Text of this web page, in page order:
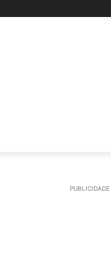
PUBLICIDADE